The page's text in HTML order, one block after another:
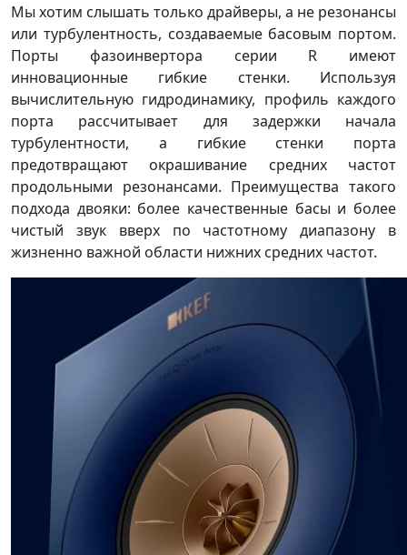
Мы хотим слышать только драйверы, а не резонансы
или турбулентность, создаваемые басовым портом.
Порты фазоинвертора серии R имеют
инновационные гибкие стенки. Используя
вычислительную гидродинамику, профиль каждого
порта рассчитывает для задержки начала
турбулентности, а гибкие стенки порта
предотвращают окрашивание средних частот
продольными резонансами. Преимущества такого
подхода двояки: более качественные басы и более
чистый звук вверх по частотному диапазону в
жизненно важной области нижних средних частот.